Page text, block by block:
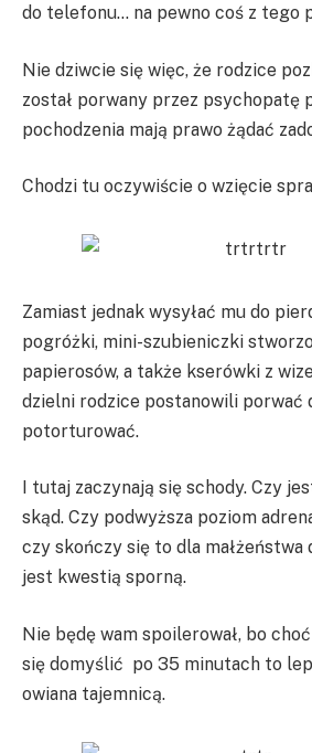
do telefonu… na pewno coś z tego
Nie dziwcie się więc, że rodzice
został porwany przez psychopatę
pochodzenia mają prawo żądać
Chodzi tu oczywiście o wzięcie
Zamiast jednak wysyłać mu do
pogróżki, mini-szubieniczki
papierosów, a także kserówki z
dzielni rodzice postanowili porwać
potorturować.
I tutaj zaczynają się schody. Czy
skąd. Czy podwyższa poziom
czy skończy się to dla małżeństwa
jest kwestią sporną.
Nie będę wam spoilerował, bo
się domyślić po 35 minutach to
owiana tajemnicą.